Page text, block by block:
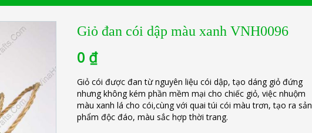
Giỏ đan cói dập màu xanh VNH0096
0 ₫
Giỏ cói được đan từ nguyên liệu cói dập, tạo dáng giỏ đứng
nhưng không kém phần mềm mại cho chiếc giỏ, việc nhuộm
màu xanh lá cho cói,cùng với quai túi cói màu trơn, tạo ra sản
phẩm độc đáo, màu sắc hợp thời trang.